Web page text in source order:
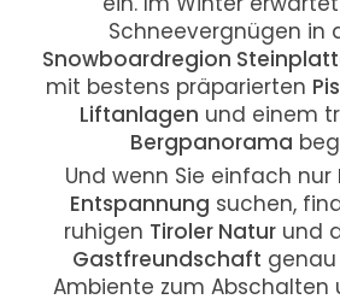
Schneevergnügen in
Snowboardregion
mit bestens präparierten
Liftanlagen und einem
Bergpanorama
Und wenn Sie einfach nur
Entspannung suchen,
ruhigen Tiroler Natur und
Gastfreundschaft
Ambiente zum Abschalten